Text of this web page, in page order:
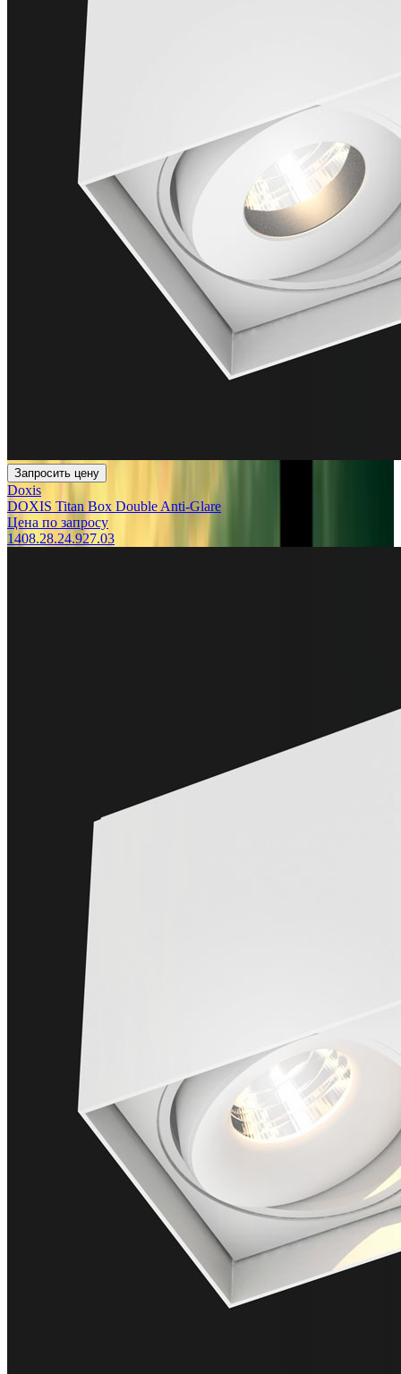
Запросить цену
Doxis
DOXIS Titan Box Double Anti-Glare
Цена по запросу
1408.28.24.927.03